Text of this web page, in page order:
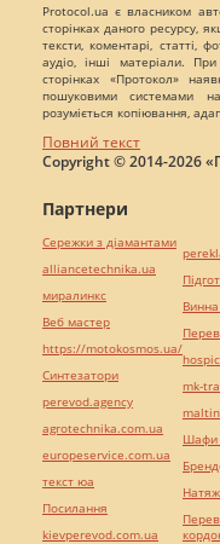
Protocol.ua є власником
сторінках даного ресурсу,
тексти, коментарі, статті,
аудіо, інші матеріали.
сторінках «Протокол»
пошуковими системами
розуміється копіювання,
Повний текст
Copyright © 2014-2026
Партнери
Сережки з діамантами
alliancetechnika.ua
миралинкс
Веб мастер
https://motokosmos.ua/
Синтезатори
perevod.agency
agrotechnika.com.ua
europeservice.com.ua
текст юа
Посилання
kievperevod.com.ua
mk-
Шафи